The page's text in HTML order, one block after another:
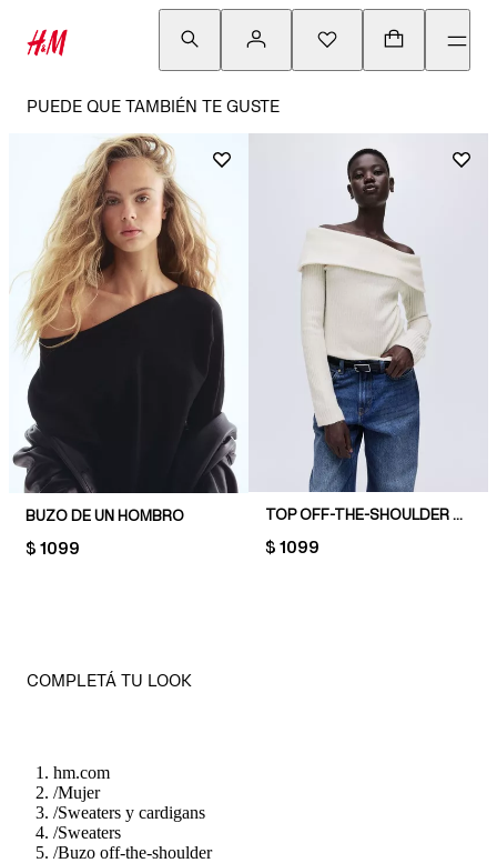
PUEDE QUE TAMBIÉN TE GUSTE
BUZO DE UN HOMBRO
PRICE:
$ 1099
TOP OFF-THE-SHOULDER EN PUNTO ACANALADO
PRICE:
$ 1099
COMPLETÁ TU LOOK
hm.com
/Mujer
/Sweaters y cardigans
/Sweaters
/Buzo off-the-shoulder